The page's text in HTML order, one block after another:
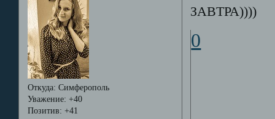
Откуда: Симферополь
Уважение: +40
Позитив: +41
ЗАВТРА))))
0